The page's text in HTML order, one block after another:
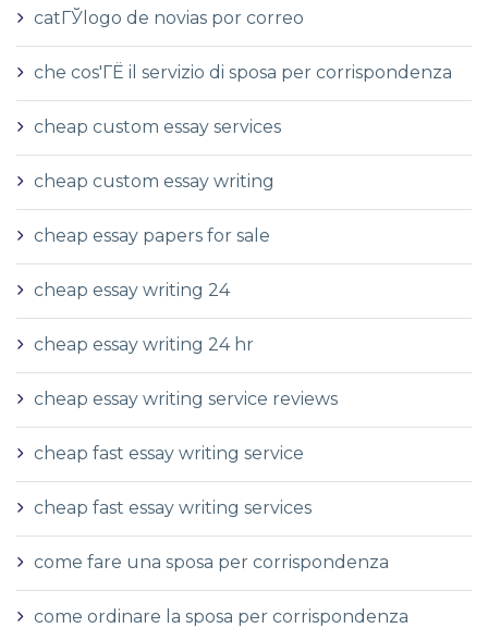
catГЎlogo de novias por correo
che cos'ГЁ il servizio di sposa per corrispondenza
cheap custom essay services
cheap custom essay writing
cheap essay papers for sale
cheap essay writing 24
cheap essay writing 24 hr
cheap essay writing service reviews
cheap fast essay writing service
cheap fast essay writing services
come fare una sposa per corrispondenza
come ordinare la sposa per corrispondenza